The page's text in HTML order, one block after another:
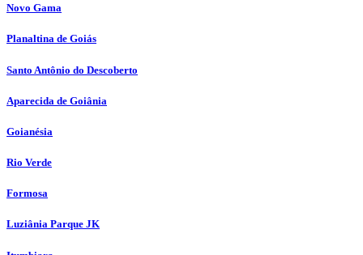
Novo Gama
Planaltina de Goiás
Santo Antônio do Descoberto
Aparecida de Goiânia
Goianésia
Rio Verde
Formosa
Luziânia Parque JK